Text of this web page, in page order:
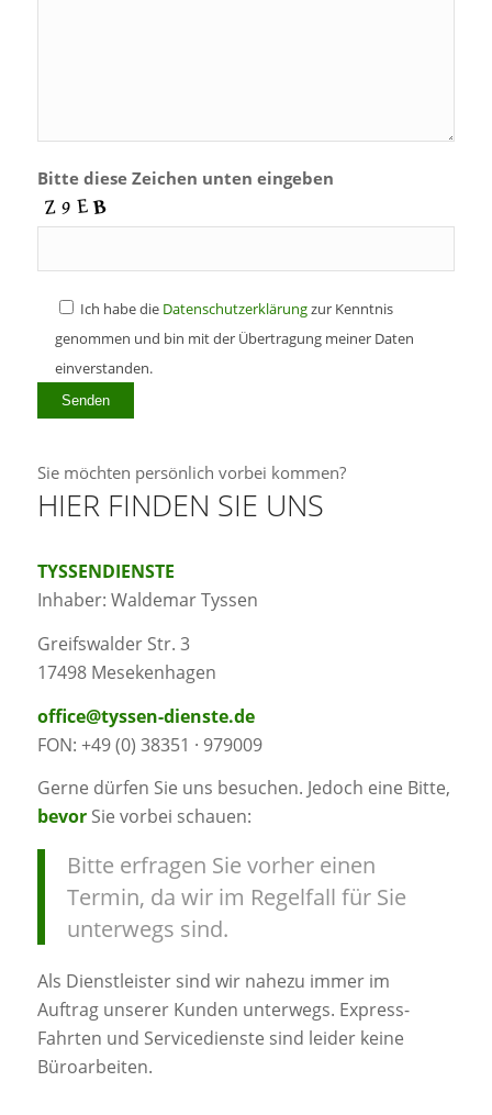
Bitte diese Zeichen unten eingeben
Ich habe die Datenschutzerklärungzur Kenntnis
genommen und bin mit der Übertragung meiner Daten
einverstanden.
Sie möchten persönlich vorbei kommen?
HIER FINDEN SIE UNS
TYSSENDIENSTE
Inhaber: Waldemar Tyssen
Greifswalder Str. 3
17498 Mesekenhagen
office@tyssen-dienste.de
FON: +49 (0) 38351 · 979009
Gerne dürfen Sie uns besuchen. Jedoch eine Bitte,
bevorSie vorbei schauen:
Bitte erfragen Sie vorher einen
Termin, da wir im Regelfall für Sie
unterwegs sind.
Als Dienstleister sind wir nahezu immer im
Auftrag unserer Kunden unterwegs. Express-
Fahrten und Servicedienste sind leider keine
Büroarbeiten.